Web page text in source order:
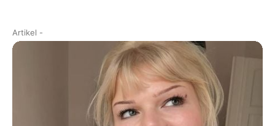
Artikel -